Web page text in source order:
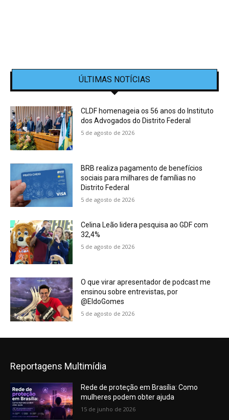
ÚLTIMAS NOTÍCIAS
CLDF homenageia os 56 anos do Instituto
dos Advogados do Distrito Federal
5 de agosto de 2026
BRB realiza pagamento de benefícios
sociais para milhares de famílias no
Distrito Federal
5 de agosto de 2026
Celina Leão lidera pesquisa ao GDF com
32,4%
5 de agosto de 2026
O que virar apresentador de podcast me
ensinou sobre entrevistas, por
@EldoGomes
5 de agosto de 2026
Reportagens Multimídia
Rede de proteção em Brasília: Como
mulheres podem obter ajuda
15 de junho de 2026